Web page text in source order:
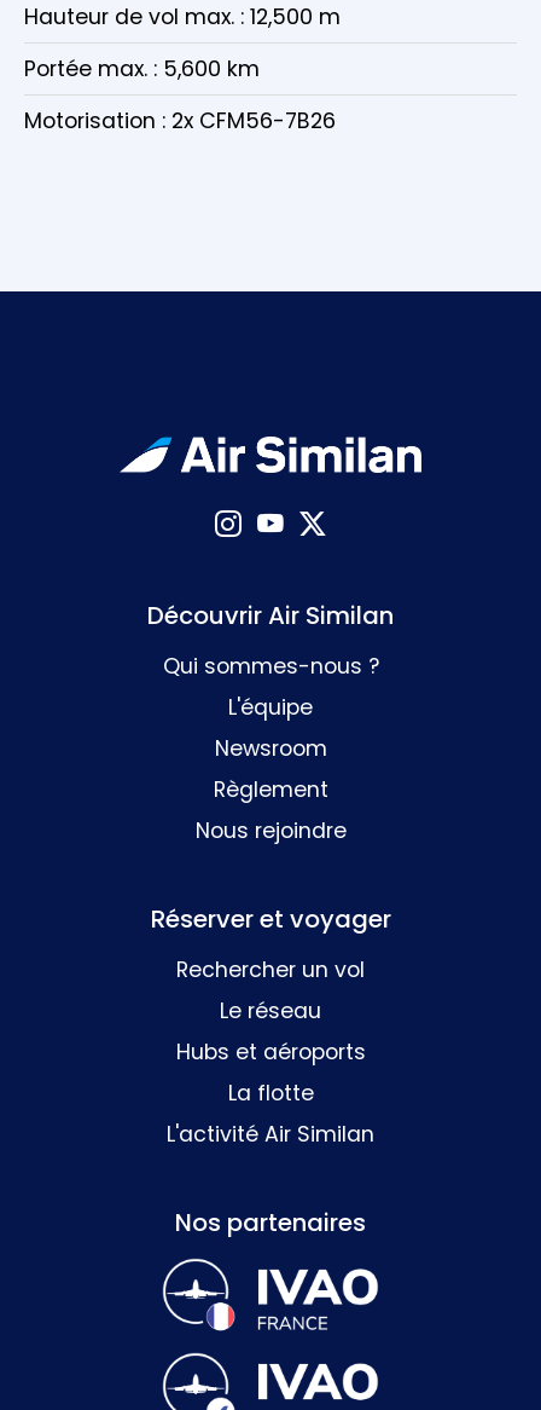
Hauteur de vol max. : 12,500 m
Portée max. : 5,600 km
Motorisation : 2x CFM56-7B26
Découvrir Air Similan
Qui sommes-nous ?
L'équipe
Newsroom
Règlement
Nous rejoindre
Réserver et voyager
Rechercher un vol
Le réseau
Hubs et aéroports
La flotte
L'activité Air Similan
Nos partenaires